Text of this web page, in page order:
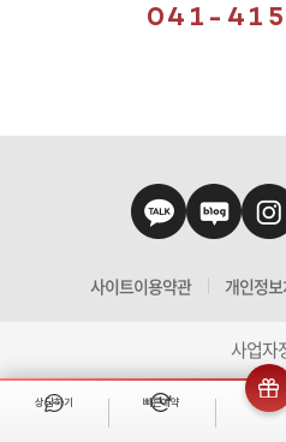
041-
사이트이용약관 개인정
사업자
상담하기 빠른예약 이벤트